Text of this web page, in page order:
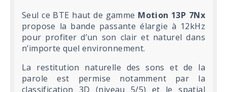
Seul ce BTE haut de gamme Motion 13P 7Nx
propose la bande passante élargie à 12kHz
pour profiter d’un son clair et naturel dans
n’importe quel environnement.
La restitution naturelle des sons et de la
parole est permise notamment par la
classification 3D (niveau 5/5) et le spatial